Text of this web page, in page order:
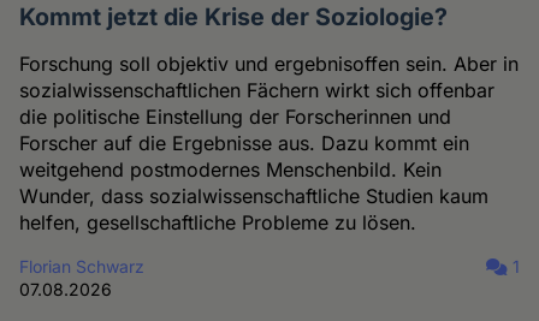
Kommt jetzt die Krise der Soziologie?
Forschung soll objektiv und ergebnisoffen sein. Aber in
sozialwissenschaftlichen Fächern wirkt sich offenbar
die politische Einstellung der Forscherinnen und
Forscher auf die Ergebnisse aus. Dazu kommt ein
weitgehend postmodernes Menschenbild. Kein
Wunder, dass sozialwissenschaftliche Studien kaum
helfen, gesellschaftliche Probleme zu lösen.
Florian Schwarz
07.08.2026
1